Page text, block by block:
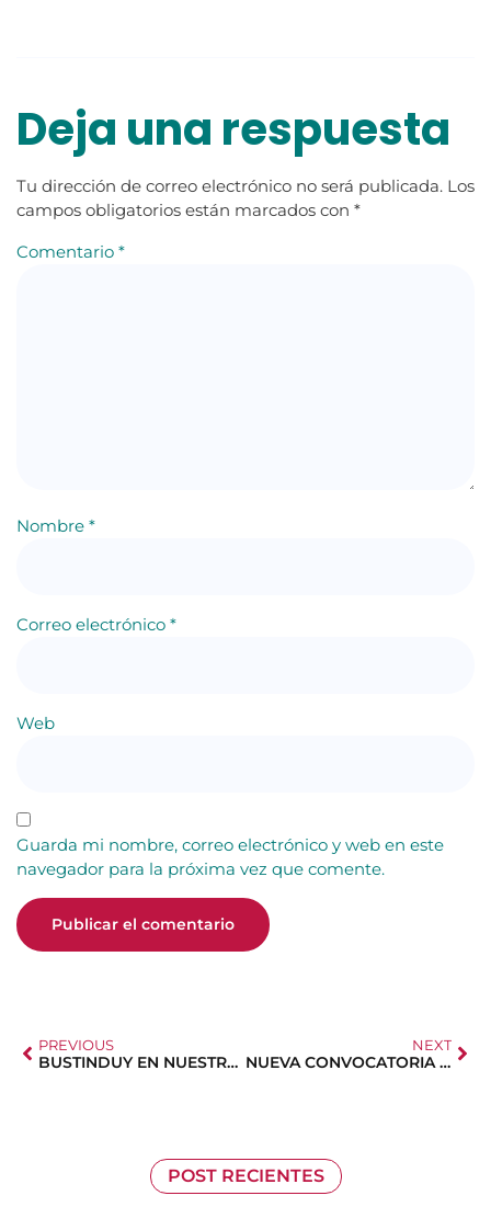
Deja una respuesta
Tu dirección de correo electrónico no será publicada. Los
campos obligatorios están marcados con *
Comentario *
Nombre *
Correo electrónico *
Web
Guarda mi nombre, correo electrónico y web en este
navegador para la próxima vez que comente.
PREVIOUS
BUSTINDUY EN NUESTRO CONGRESO NACIONAL
NEXT
NUEVA CONVOCATORIA BECAS COMEDOR CAM
POST RECIENTES